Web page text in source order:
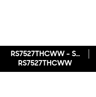
RS7527THCWW - SBS, Twin Cooling sistēma, 570 l
RS7527THCWW